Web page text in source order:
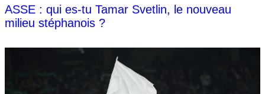
ASSE : qui es-tu Tamar Svetlin, le nouveau
milieu stéphanois ?